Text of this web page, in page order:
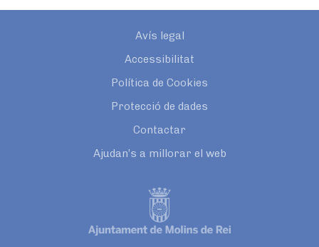
Avís legal
Accessibilitat
Política de Cookies
Protecció de dades
Contactar
Ajudan’s a millorar el web